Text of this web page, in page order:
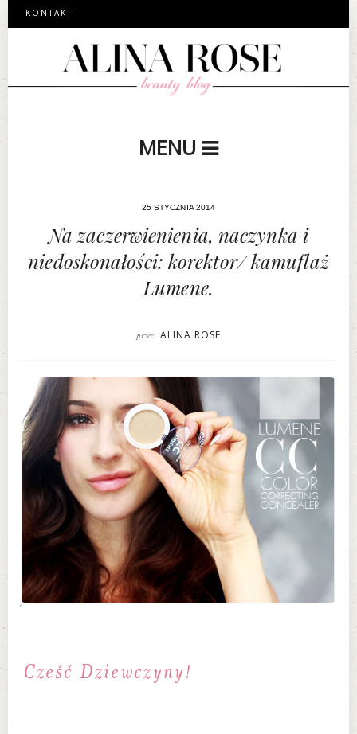
KONTAKT
MENU
25 STYCZNIA 2014
Na zaczerwienienia, naczynka i
niedoskonałości: korektor/ kamuflaż
Lumene.
przez ALINA ROSE